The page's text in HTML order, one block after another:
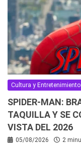
Cultura y Entretenimiento
SPIDER-MAN:
TAQUILLA Y SE
VISTA DEL 2026
05/08/2026 2